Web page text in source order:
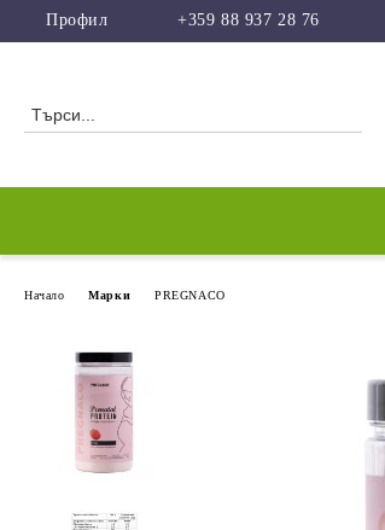
Профил +359 88 937 28 76
Начало Марки PREGNACO